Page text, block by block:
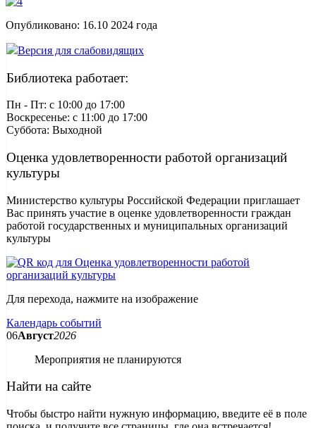
Опубликовано: 16.10 2024 года
Версия для слабовидящих
Библиотека работает:
Пн - Пт: c 10:00 до 17:00
Воскресенье: c 11:00 до 17:00
Суббота: Выходной
Оценка удовлетворенности работой организаций
культуры
Министерство культуры Российской Федерации приглашает
Вас принять участие в оценке удовлетворенности граждан
работой государственных и муниципальных организаций
культуры
Для перехода, нажмите на изображение
Календарь событий
06Август2026
Мероприятия не планируются
Найти на сайте
Чтобы быстро найти нужную информацию, введите её в поле